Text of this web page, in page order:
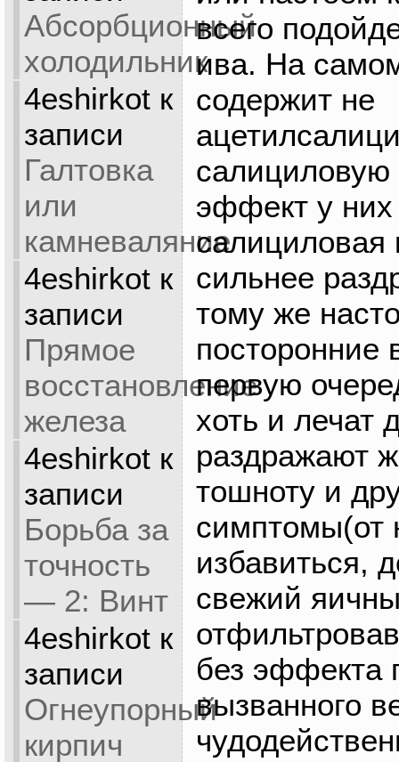
Абсорбционный
холодильник
4eshirkotк
записи
Галтовка
или
камневаляние
4eshirkotк
записи
Прямое
восстановление
железа
4eshirkotк
записи
Борьба за
точность
— 2: Винт
4eshirkotк
записи
Огнеупорный
кирпич
всего
ива. На
содержит не
салициловую
эффект у них
салициловая
сильнее
тому же
посторонние
первую
хоть и лечат
раздражают
тошноту и
симптомы(от
избавиться,
свежий
без эффекта
вызванного